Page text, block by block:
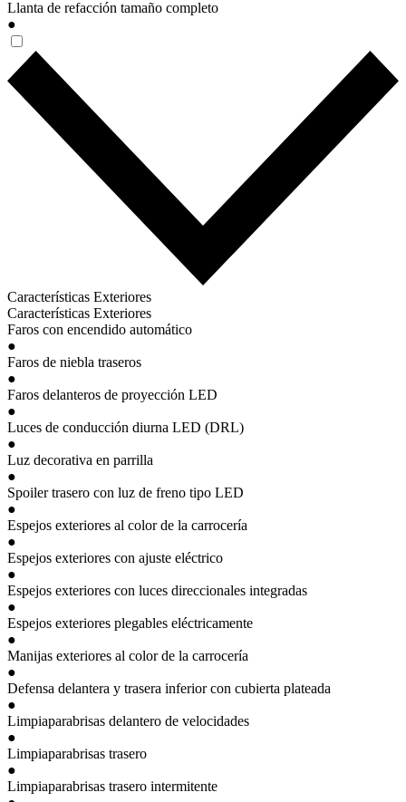
Llanta de refacción tamaño completo
●
Características Exteriores
Características Exteriores
Faros con encendido automático
●
Faros de niebla traseros
●
Faros delanteros de proyección LED
●
Luces de conducción diurna LED (DRL)
●
Luz decorativa en parrilla
●
Spoiler trasero con luz de freno tipo LED
●
Espejos exteriores al color de la carrocería
●
Espejos exteriores con ajuste eléctrico
●
Espejos exteriores con luces direccionales integradas
●
Espejos exteriores plegables eléctricamente
●
Manijas exteriores al color de la carrocería
●
Defensa delantera y trasera inferior con cubierta plateada
●
Limpiaparabrisas delantero de velocidades
●
Limpiaparabrisas trasero
●
Limpiaparabrisas trasero intermitente